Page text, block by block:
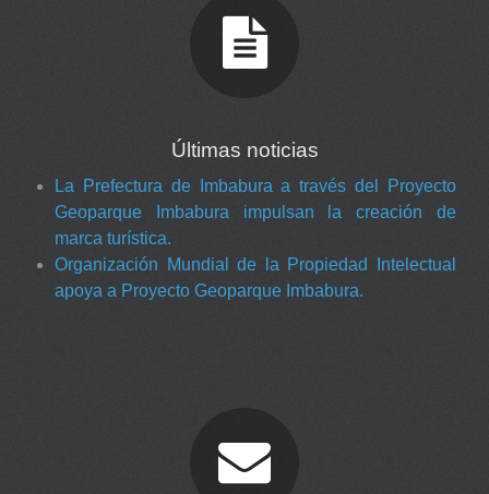
Últimas noticias
La Prefectura de Imbabura a través del Proyecto
Geoparque Imbabura impulsan la creación de
marca turística.
Organización Mundial de la Propiedad Intelectual
apoya a Proyecto Geoparque Imbabura.